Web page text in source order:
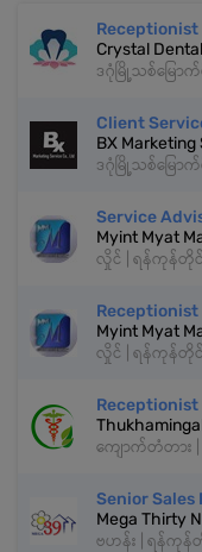
Receptionist
Crystal
ဒဂုံမြို့သစ်မြော
Client
BX Marketing
ဒဂုံမြို့သစ်မြော
Service
Myint Myat
လှိုင် | ရန်ကုန်တိုင်
Receptionist
Myint Myat
လှိုင် | ရန်ကုန်တိုင်
Receptionist
ကျောက်တံတား
Senior
Mega Thirty
ဗဟန်း | ရန်ကုန်